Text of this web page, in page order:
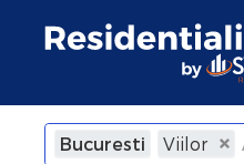
Bucuresti Viilor